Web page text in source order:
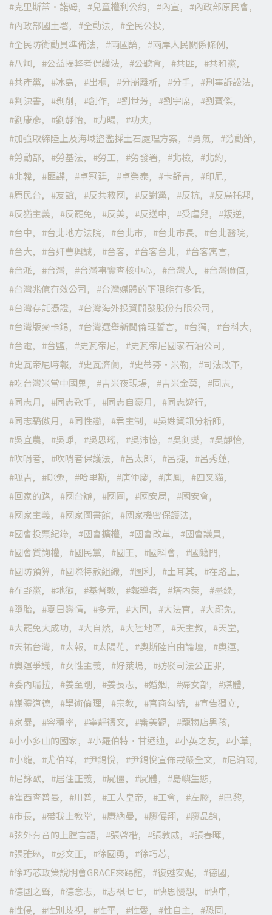
克里斯蒂·諾姆
兒童權利公約 內宣
內政部原民會
內政部國土署
全動法
全民公投
全民防衛動員準備法
兩國論
兩岸人民關係條例
八炯
公益揭弊者保護法 公聽會 共匪
共和黨
共產黨
冰島 出櫃 分崩離析 分手
刑事訴訟法
判決書
剝削 創作 劉世芳 劉宇席
劉寶傑
劉康彥
劉靜怡 力暘
功夫
加強取締陸上及海域盜濫採土石處理方案
勇氣
勞動節
勞動部
勞基法 勞工 勞發署 北檢
北約
北韓
匪諜 卓冠廷 卓榮泰 卡舒吉
印尼
原民台
友誼 反共救國 反對黨 反抗
反烏托邦
反猶主義
反罷免 反美 反送中 受虐兒
叛逆
台中
台北地方法院 台北市 台北市長
台北醫院
台大
台奸曹興誠 台客 台客台北
台客寓言
台派
台灣 台灣事實查核中心 台灣人
台灣價值
台灣兆億有效公司
台灣媒體的下限能有多低
台灣存託憑證
台灣海外投資開發股份有限公司
台灣版麥卡錫
台灣選舉新聞倫理誓言 台獨
台科大
台電
台鹽 史瓦帝尼
史瓦帝尼國家石油公司
史瓦帝尼時報
史瓦濟蘭 史蒂芬·米勒
司法改革
吃台灣米當中國鬼
吉米夜現場 吉米金莫
同志
同志月
同志歌手 同志自豪月
同志遊行
同志驕傲月
同性戀 君主制
吳姓資訊分析師
吳宜農
吳崢 吳思瑤 吳沛憶 吳釗燮
吳靜怡
吹哨者
吹哨者保護法 呂太郎 呂捷
呂秀蓮
呱吉
咪兔 哈里斯 唐仲慶 唐鳳
四叉貓
回家的路
國台辦 國圖 國安局
國安會
國家主義
國家圖書館
國家機密保護法
國會投票紀錄
國會擴權 國會改革
國會議員
國會質詢權
國民黨 國王 國科會
國籍門
國防預算
國際特赦組織 圖利 土耳其
在路上
在野黨
地獄 基督教 報導者 塔內萊
墨綠
墮胎
夏日戀情 多元 大同 大法官
大罷免
大罷免大成功
大自然 大陸地區 天主教
天堂
天祐台灣
太報 太陽花 奧斯陸自由論壇
奧運
奧運爭議
女性主義 好萊塢
妨礙司法公正罪
委內瑞拉
姜至剛 姜長志 婚姻 婦女部
媒體
媒體道德
學術倫理 宗教 官商勾結
宣告獨立
家暴
容積率 寧靜禱文 審美觀
寵物店男孩
小小多山的國家
小羅伯特·甘迺迪 小英之友
小草
小龍
尤伯祥 尹錫悅 尹錫悅宣佈戒嚴全文
尼泊爾
尼詠歐
居住正義 屍僵 屍體
島嶼生態
崔西查普曼
川普 工人皇帝 工會 左膠
巴黎
市長
帶我上教堂 康納曼 廖偉翔
廖品鈞
弦外有音的上膛言語
張啓楷 張敦威
張春暉
張雅琳
彭文正 徐國勇
徐巧芯
徐巧芯政策說明會GRACE來踢館
復甦安妮
德國
德國之聲
德意志 志祺七七 快思慢想
快車
性侵
性別歧視 性平 性愛 性自主
恐同